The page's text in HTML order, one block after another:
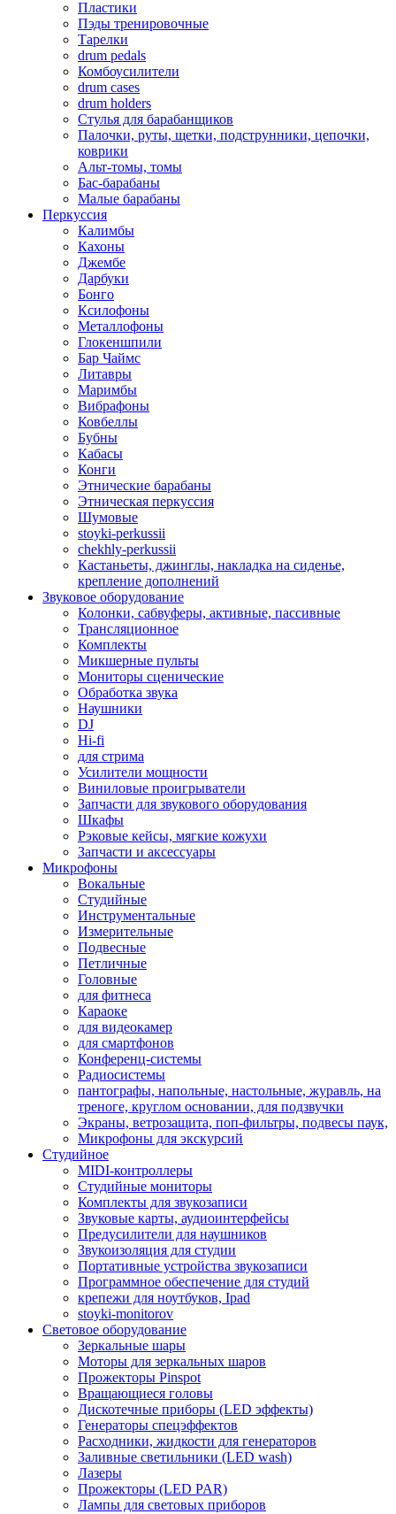
Пластики
Пэды тренировочные
Тарелки
drum pedals
Комбоусилители
drum cases
drum holders
Стулья для барабанщиков
Палочки, руты, щетки, подструнники, цепочки,
коврики
Альт-томы, томы
Бас-барабаны
Малые барабаны
Перкуссия
Калимбы
Кахоны
Джембе
Дарбуки
Бонго
Ксилофоны
Металлофоны
Глокеншпили
Бар Чаймс
Литавры
Маримбы
Вибрафоны
Ковбеллы
Бубны
Кабасы
Конги
Этнические барабаны
Этническая перкуссия
Шумовые
stoyki-perkussii
chekhly-perkussii
Кастаньеты, джинглы, накладка на сиденье,
крепление дополнений
Звуковое оборудование
Колонки, сабвуферы, активные, пассивные
Трансляционное
Комплекты
Микшерные пульты
Мониторы сценические
Обработка звука
Наушники
DJ
Hi-fi
для стрима
Усилители мощности
Виниловые проигрыватели
Запчасти для звукового оборудования
Шкафы
Рэковые кейсы, мягкие кожухи
Запчасти и аксессуары
Микрофоны
Вокальные
Студийные
Инструментальные
Измерительные
Подвесные
Петличные
Головные
для фитнеса
Караоке
для видеокамер
для смартфонов
Конференц-системы
Радиосистемы
пантографы, напольные, настольные, журавль, на
треноге, круглом основании, для подзвучки
Экраны, ветрозащита, поп-фильтры, подвесы паук,
Микрофоны для экскурсий
Студийное
MIDI-контроллеры
Студийные мониторы
Комплекты для звукозаписи
Звуковые карты, аудиоинтерфейсы
Предусилители для наушников
Звукоизоляция для студии
Портативные устройства звукозаписи
Программное обеспечение для студий
крепежи для ноутбуков, Ipad
stoyki-monitorov
Световое оборудование
Зеркальные шары
Моторы для зеркальных шаров
Прожекторы Pinspot
Вращающиеся головы
Дискотечные приборы (LED эффекты)
Генераторы спецэффектов
Расходники, жидкости для генераторов
Заливные светильники (LED wash)
Лазеры
Прожекторы (LED PAR)
Лампы для световых приборов